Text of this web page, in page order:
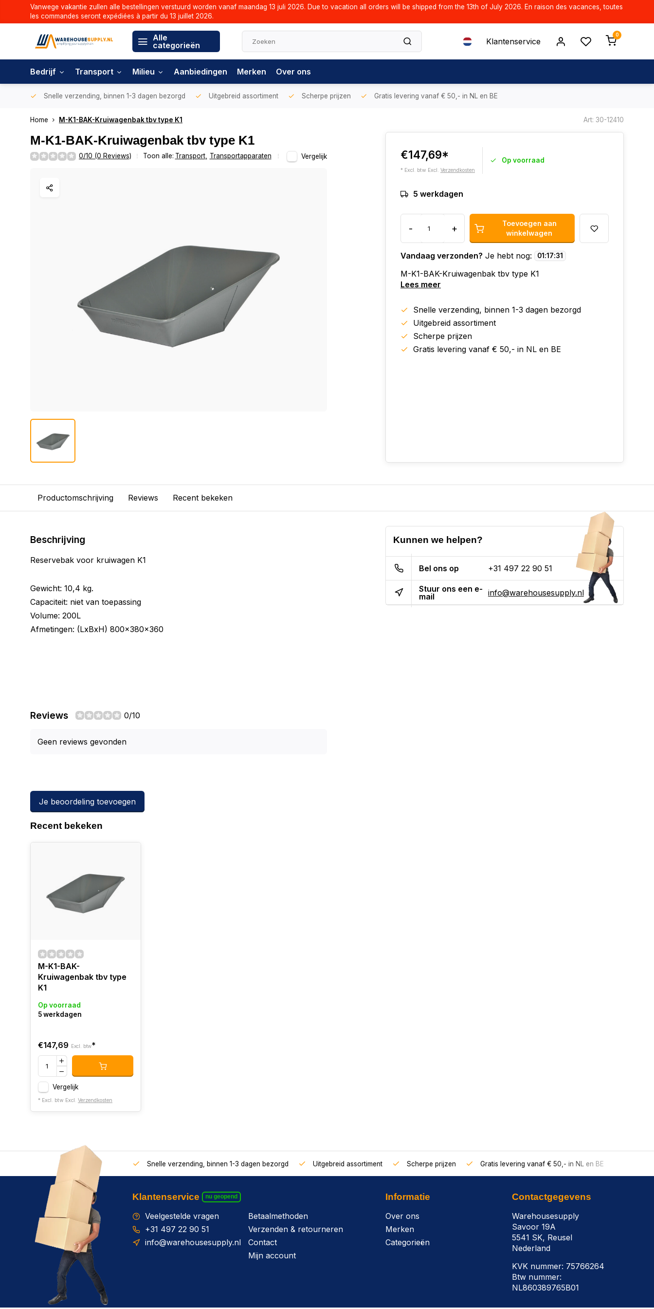
Vanwege vakantie zullen alle bestellingen verstuurd worden vanaf maandag 13 juli 2026. Due to vacation all orders will be shipped from the 13th of July 2026. En raison des vacances, toutes
les commandes seront expédiées à partir du 13 juillet 2026.
Alle
categorieën
Klantenservice
0
Bedrijf Transport Milieu Aanbiedingen Merken Over ons
Snelle verzending, binnen 1-3 dagen bezorgd Uitgebreid assortiment Scherpe prijzen Gratis levering vanaf € 50,- in NL en BE
Home M-K1-BAK-Kruiwagenbak tbv type K1 Art: 30-12410
M-K1-BAK-Kruiwagenbak tbv type K1
0/10 (0 Reviews) Toon alle: Transport, Transportapparaten Vergelijk €147,69*
* Excl. btw Excl. Verzendkosten
Op voorraad
5 werkdagen
- +
Toevoegen aan
winkelwagen
Vandaag verzonden? Je hebt nog: 01:17:31
M-K1-BAK-Kruiwagenbak tbv type K1
Lees meer
Snelle verzending, binnen 1-3 dagen bezorgd
Uitgebreid assortiment
Scherpe prijzen
Gratis levering vanaf € 50,- in NL en BE
Productomschrijving Reviews Recent bekeken
Beschrijving
Reservebak voor kruiwagen K1
Gewicht: 10,4 kg.
Capaciteit: niet van toepassing
Volume: 200L
Afmetingen: (LxBxH) 800x380x360
Reviews 0/10
Geen reviews gevonden
Je beoordeling toevoegen
Kunnen we helpen?
Bel ons op +31 497 22 90 51
Stuur ons een e-
mail
info@warehousesupply.nl
Recent bekeken
M-K1-BAK-
Kruiwagenbak tbv type
K1
Op voorraad
5 werkdagen
€147,69 Excl. btw*
Vergelijk
* Excl. btw Excl. Verzendkosten
Snelle verzending, binnen 1-3 dagen bezorgd Uitgebreid assortiment Scherpe prijzen Gratis levering vanaf € 50,- in NL en BE
Klantenservice nu geopend
Veelgestelde vragen
+31 497 22 90 51
info@warehousesupply.nl
Betaalmethoden
Verzenden & retourneren
Contact
Mijn account
Informatie
Over ons
Merken
Categorieën
Contactgegevens
Warehousesupply
Savoor 19A
5541 SK, Reusel
Nederland
KVK nummer: 75766264
Btw nummer:
NL860389765B01